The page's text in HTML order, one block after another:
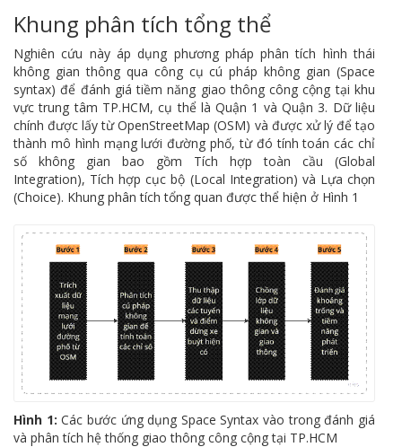
Khung phân tích tổng thể
Nghiên cứu này áp dụng phương pháp phân tích hình thái
không gian thông qua công cụ cú pháp không gian (Space
syntax) để đánh giá tiềm năng giao thông công cộng tại khu
vực trung tâm TP.HCM, cụ thể là Quận 1 và Quận 3. Dữ liệu
chính được lấy từ OpenStreetMap (OSM) và được xử lý để tạo
thành mô hình mạng lưới đường phố, từ đó tính toán các chỉ
số không gian bao gồm Tích hợp toàn cầu (Global
Integration), Tích hợp cục bộ (Local Integration) và Lựa chọn
(Choice). Khung phân tích tổng quan được thể hiện ở Hình 1
Hình 1: Các bước ứng dụng Space Syntax vào trong đánh giá
và phân tích hệ thống giao thông công cộng tại TP.HCM